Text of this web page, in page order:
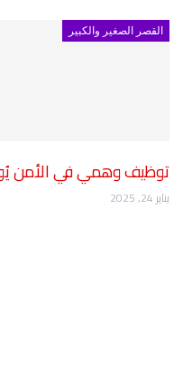
القصر الصغير والكبير
توظيف وهمي في الأمن
يناير 24, 2025